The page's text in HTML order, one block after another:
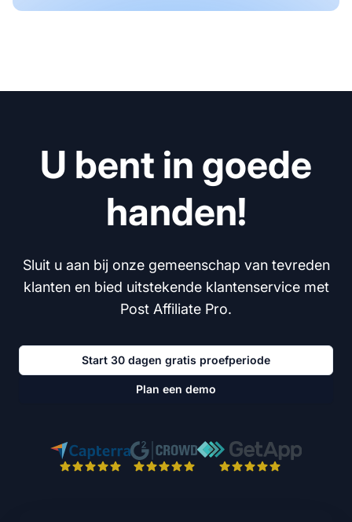
U bent in goede
handen!
Sluit u aan bij onze gemeenschap van tevreden
klanten en bied uitstekende klantenservice met
Post Affiliate Pro.
Start 30 dagen gratis proefperiode
Plan een demo